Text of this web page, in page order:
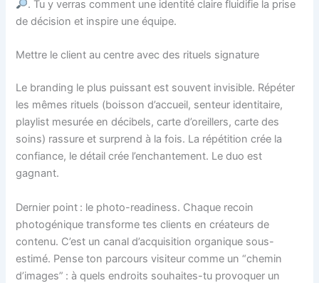
. Tu y verras comment une identité claire fluidifie la prise
de décision et inspire une équipe.
Mettre le client au centre avec des rituels signature
Le branding le plus puissant est souvent invisible. Répéter
les mêmes rituels (boisson d’accueil, senteur identitaire,
playlist mesurée en décibels, carte d’oreillers, carte des
soins) rassure et surprend à la fois. La répétition crée la
confiance, le détail crée l’enchantement. Le duo est
gagnant.
Dernier point : le photo-readiness. Chaque recoin
photogénique transforme tes clients en créateurs de
contenu. C’est un canal d’acquisition organique sous-
estimé. Pense ton parcours visiteur comme un “chemin
d’images” : à quels endroits souhaites-tu provoquer un